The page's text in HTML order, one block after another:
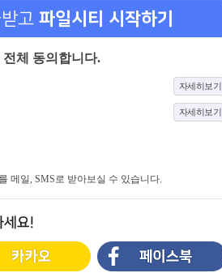
기 아빠들이 사는 모습을 그리는 리
고 파일시티 시작하기
체 동의합니다.
자세히보기
자세히보기
메일, SMS로 받아보실 수 있습니다.